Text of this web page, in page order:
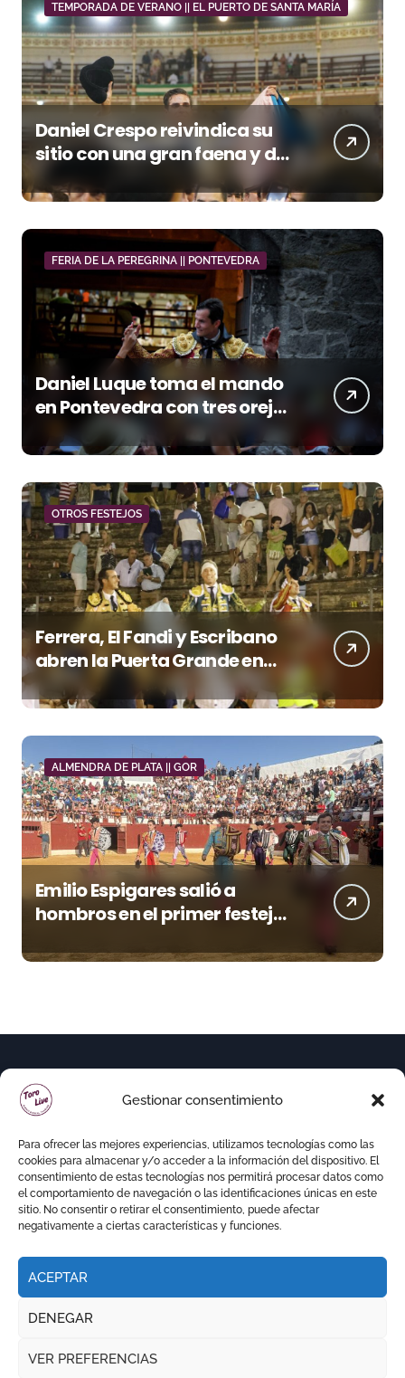
Gestionar consentimiento
Para ofrecer las mejores experiencias, utilizamos tecnologías como las
cookies para almacenar y/o acceder a la información del dispositivo. El
consentimiento de estas tecnologías nos permitirá procesar datos como
el comportamiento de navegación o las identificaciones únicas en este
sitio. No consentir o retirar el consentimiento, puede afectar
negativamente a ciertas características y funciones.
ACEPTAR
DENEGAR
VER PREFERENCIAS
TEMPORADA DE VERANO || EL PUERTO DE SANTA MARÍA
Daniel Crespo reivindica su
sitio con una gran faena y dos
orejas
FERIA DE LA PEREGRINA || PONTEVEDRA
Daniel Luque toma el mando
en Pontevedra con tres orejas
y una Puerta Grande de peso
OTROS FESTEJOS
Ferrera, El Fandi y Escribano
abren la Puerta Grande en
una tarde triunfal en Azuaga
ALMENDRA DE PLATA || GOR
Emilio Espigares salió a
hombros en el primer festejo
la Feria de Gor
Copyright © Todos los derechos reservados